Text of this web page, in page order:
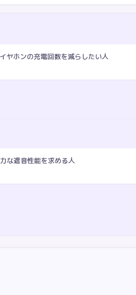
ヤホンの充電回数を減らしたい人
な遮音性能を求める人